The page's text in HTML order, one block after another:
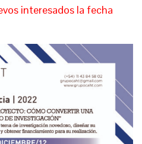
interesados la fecha